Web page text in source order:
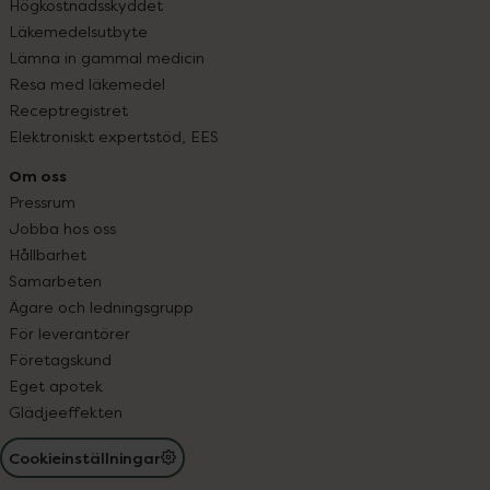
Högkostnadsskyddet
Läkemedelsutbyte
Lämna in gammal medicin
Resa med läkemedel
Receptregistret
Elektroniskt expertstöd, EES
Om oss
Pressrum
Jobba hos oss
Hållbarhet
Samarbeten
Ägare och ledningsgrupp
För leverantörer
Företagskund
Eget apotek
Glädjeeffekten
Cookieinställningar